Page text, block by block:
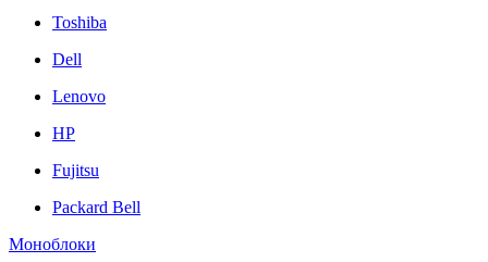
Toshiba
Dell
Lenovo
HP
Fujitsu
Packard Bell
Моноблоки